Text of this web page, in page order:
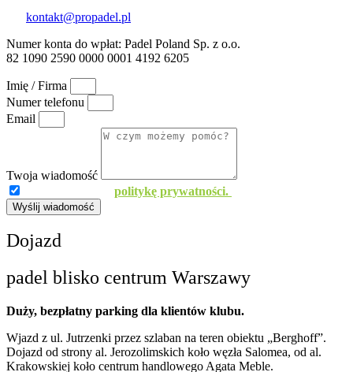
kontakt@propadel.pl
Numer konta do wpłat: Padel Poland Sp. z o.o.
82 1090 2590 0000 0001 4192 6205
Imię / Firma
Numer telefonu
Email
Twoja wiadomość
politykę prywatności.
Wyślij wiadomość
Dojazd
padel blisko centrum Warszawy
Duży, bezpłatny parking dla klientów klubu.
Wjazd z ul. Jutrzenki przez szlaban na teren obiektu „Berghoff”.
Dojazd od strony al. Jerozolimskich koło węzła Salomea, od al.
Krakowskiej koło centrum handlowego Agata Meble.